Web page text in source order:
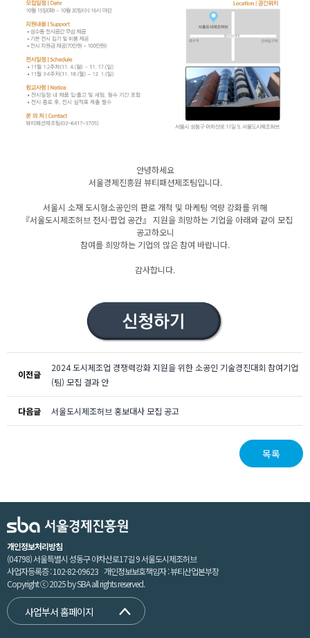
안녕하세요
서울경제진흥원 뷰티패션제조팀입니다.
서울시 소재 도시형소공인의 판로 개척 및 마케팅 역량 강화를 위해
『서울도시제조허브 전시·팝업 공간』 지원을 희망하는 기업을 아래와 같이 모집
공고하오니
참여를 희망하는 기업의 많은 참여 바랍니다.
감사합니다.
이전글
2024 도시제조업 경쟁력강화 지원을 위한 소공인 기술경진대회 참여기업
(팀) 모집 결과 안
다음글 서울도시제조허브 홍보대사 모집 공고
목록
개인정보처리방침
(04798) 서울특별시 성동구 아차산로17길 9 서울도시제조허브
사업자등록증 : 102-82-09623 개인정보보호책임자 : 뷰티산업본부장
Copyright ⓒ 2025 by SBA all rights reserved.
사업부서 홈페이지